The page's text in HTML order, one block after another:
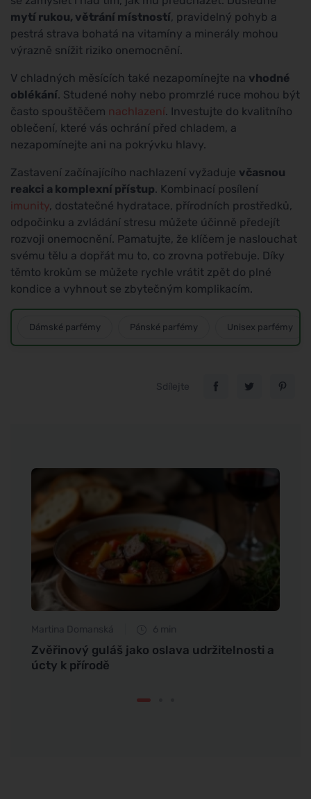
mytí rukou, větrání místností, pravidelný pohyb a
pestrá strava bohatá na vitamíny a minerály mohou
výrazně snížit riziko onemocnění.
V chladných měsících také nezapomínejte na vhodné
oblékání. Studené nohy nebo promrzlé ruce mohou být
často spouštěčem nachlazení. Investujte do kvalitního
oblečení, které vás ochrání před chladem, a
nezapomínejte ani na pokrývku hlavy.
Zastavení začínajícího nachlazení vyžaduje včasnou
reakci a komplexní přístup. Kombinací posílení
imunity, dostatečné hydratace, přírodních prostředků,
odpočinku a zvládání stresu můžete účinně předejít
rozvoji onemocnění. Pamatujte, že klíčem je naslouchat
svému tělu a dopřát mu to, co zrovna potřebuje. Díky
těmto krokům se můžete rychle vrátit zpět do plné
kondice a vyhnout se zbytečným komplikacím.
Dámské parfémy Pánské parfémy Unisex parfémy
Sdílejte
Martina Domanská 6 min
Zvěřinový guláš jako oslava udržitelnosti a
úcty k přírodě